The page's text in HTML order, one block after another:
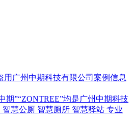
用广州中期科技有限公司案例信息
期”“ZONTREE”均是广州中期科技
慧公厕 智慧厕所 智慧驿站 专业